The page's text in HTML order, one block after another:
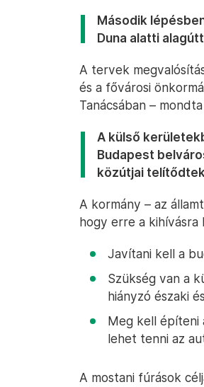
Második
Duna alatti
A tervek
és a fővárosi
Tanácsában –
A külső
Budapest
közútjai
A kormány – az
hogy erre a kihívásra
Javítani kell a
Szükség van a
hiányzó északi
Meg kell építeni
lehet tenni az
A mostani fúrások